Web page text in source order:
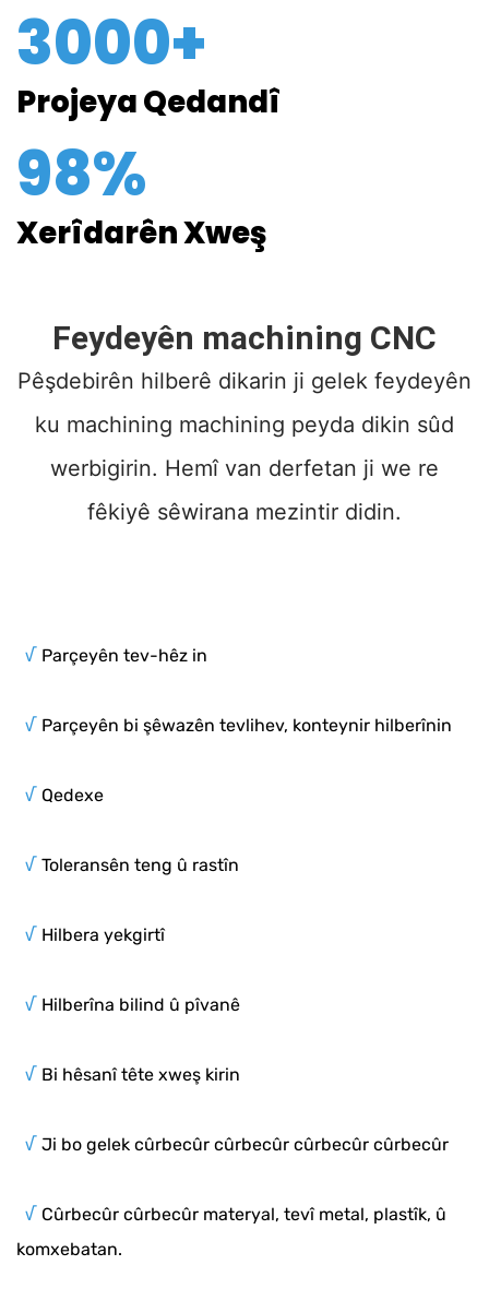
3000+
Projeya Qedandî
98%
Xerîdarên Xweş
Feydeyên machining CNC
Pêşdebirên hilberê dikarin ji gelek feydeyên
ku machining machining peyda dikin sûd
werbigirin. Hemî van derfetan ji we re
fêkiyê sêwirana mezintir didin.
√ Parçeyên tev-hêz in
√ Parçeyên bi şêwazên tevlihev, konteynir hilberînin
√ Qedexe
√ Toleransên teng û rastîn
√ Hilbera yekgirtî
√ Hilberîna bilind û pîvanê
√ Bi hêsanî tête xweş kirin
√ Ji bo gelek cûrbecûr cûrbecûr cûrbecûr cûrbecûr
√ Cûrbecûr cûrbecûr materyal, tevî metal, plastîk, û
komxebatan.